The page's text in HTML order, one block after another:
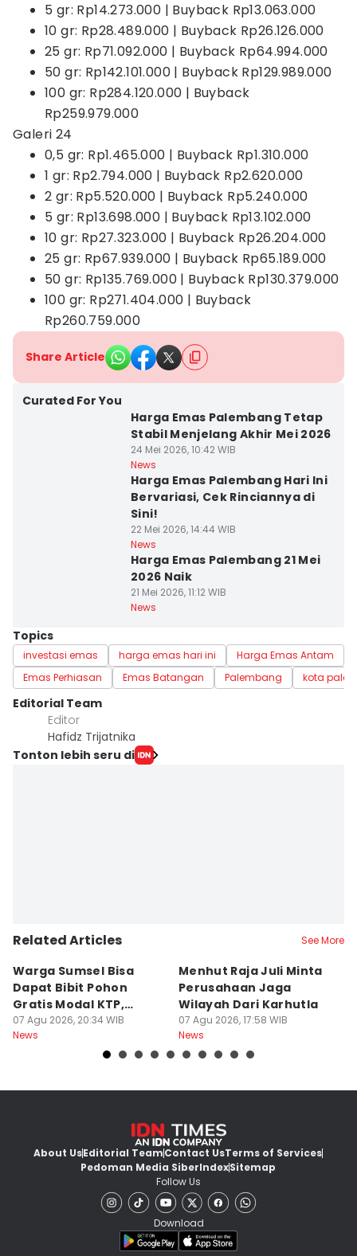
5 gr: Rp14.273.000 | Buyback Rp13.063.000
10 gr: Rp28.489.000 | Buyback Rp26.126.000
25 gr: Rp71.092.000 | Buyback Rp64.994.000
50 gr: Rp142.101.000 | Buyback Rp129.989.000
100 gr: Rp284.120.000 | Buyback
Rp259.979.000
Galeri 24
0,5 gr: Rp1.465.000 | Buyback Rp1.310.000
1 gr: Rp2.794.000 | Buyback Rp2.620.000
2 gr: Rp5.520.000 | Buyback Rp5.240.000
5 gr: Rp13.698.000 | Buyback Rp13.102.000
10 gr: Rp27.323.000 | Buyback Rp26.204.000
25 gr: Rp67.939.000 | Buyback Rp65.189.000
50 gr: Rp135.769.000 | Buyback Rp130.379.000
100 gr: Rp271.404.000 | Buyback
Rp260.759.000
Share Article
Curated For You
Harga Emas Palembang Tetap
Stabil Menjelang Akhir Mei 2026
24 Mei 2026, 10:42 WIB
News
Harga Emas Palembang Hari Ini
Bervariasi, Cek Rinciannya di
Sini!
22 Mei 2026, 14:44 WIB
News
Harga Emas Palembang 21 Mei
2026 Naik
21 Mei 2026, 11:12 WIB
News
Topics
investasi emas harga emas hari ini Harga Emas Antam
Emas Perhiasan
Emas Batangan Palembang kota
Editorial Team
Editor
Hafidz Trijatnika
Tonton lebih seru di
Related Articles See More
Warga Sumsel Bisa
Dapat Bibit Pohon
Gratis Modal KTP,
Menhut Beberkan
Caranya
07 Agu 2026, 20:34 WIB
News
Menhut Raja Juli Minta
Perusahaan Jaga
Wilayah Dari Karhutla
07 Agu 2026, 17:58 WIB
News
About UsEditorial TeamContact UsTerms of Services
Pedoman Media SiberIndexSitemap
Follow Us
Download